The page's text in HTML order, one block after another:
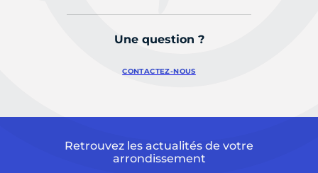
Une question ?
CONTACTEZ-NOUS
Retrouvez les actualités de votre
arrondissement